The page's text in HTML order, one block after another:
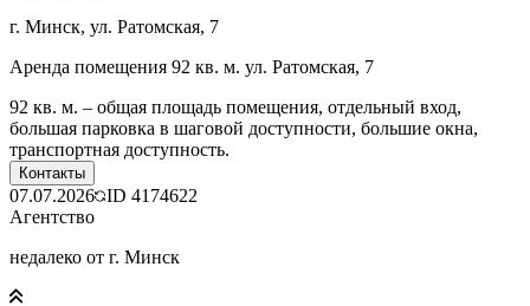
г. Минск, ул. Ратомская, 7
Аренда помещения 92 кв. м. ул. Ратомская, 7
92 кв. м. – общая площадь помещения, отдельный вход,
большая парковка в шаговой доступности, большие окна,
транспортная доступность.
Контакты
07.07.2026 ID 4174622
Агентство
недалеко от г. Минск